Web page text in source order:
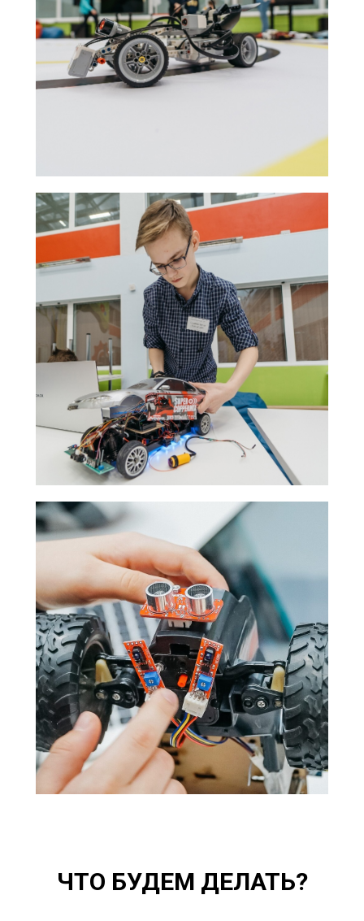
ЧТО БУДЕМ ДЕЛАТЬ?